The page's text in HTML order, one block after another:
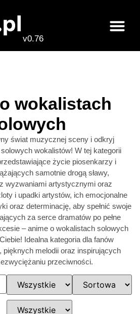
v0.76
wokalistach
świat muzycznej sceny i odkryj
wokalistów! W tej kategorii
życie piosenkarzy i
samotnie drogą sławy,
wyzwaniami artystycznymi oraz
i upadki artystów, ich emocjonalne
oraz determinację, aby spełnić swoje
za serce dramatów po pełne
– anime o wokalistach solowych
Idealna kategoria dla fanów
melodii oraz inspirujących
przeciwności.